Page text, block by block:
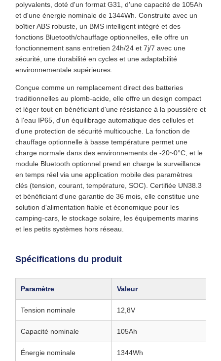
polyvalents, doté d'un format G31, d'une capacité de 105Ah
et d'une énergie nominale de 1344Wh. Construite avec un
boîtier ABS robuste, un BMS intelligent intégré et des
fonctions Bluetooth/chauffage optionnelles, elle offre un
fonctionnement sans entretien 24h/24 et 7j/7 avec une
sécurité, une durabilité en cycles et une adaptabilité
environnementale supérieures.
Conçue comme un remplacement direct des batteries
traditionnelles au plomb-acide, elle offre un design compact
et léger tout en bénéficiant d'une résistance à la poussière et
à l'eau IP65, d'un équilibrage automatique des cellules et
d'une protection de sécurité multicouche. La fonction de
chauffage optionnelle à basse température permet une
charge normale dans des environnements de -20~0°C, et le
module Bluetooth optionnel prend en charge la surveillance
en temps réel via une application mobile des paramètres
clés (tension, courant, température, SOC). Certifiée UN38.3
et bénéficiant d'une garantie de 36 mois, elle constitue une
solution d'alimentation fiable et économique pour les
camping-cars, le stockage solaire, les équipements marins
et les petits systèmes hors réseau.
Spécifications du produit
Paramètre Valeur
Tension nominale 12,8V
Capacité nominale 105Ah
Énergie nominale 1344Wh